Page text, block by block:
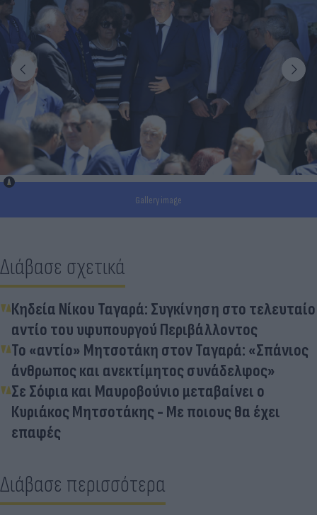
Gallery image
Διάβασε σχετικά
Κηδεία Νίκου Ταγαρά: Συγκίνηση στο τελευταίο
αντίο του υφυπουργού Περιβάλλοντος
Το «αντίο» Μητσοτάκη στον Ταγαρά: «Σπάνιος
άνθρωπος και ανεκτίμητος συνάδελφος»
Σε Σόφια και Μαυροβούνιο μεταβαίνει ο
Κυριάκος Μητσοτάκης - Με ποιους θα έχει
επαφές
Διάβασε περισσότερα